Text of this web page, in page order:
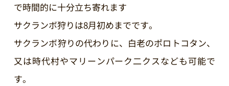
で時間的に十分立ち寄れます
サクランボ狩りは8月初めまでです。
サクランボ狩りの代わりに、白老のポロトコタン、
又は時代村やマリーンパーク二クスなども可能で
す。